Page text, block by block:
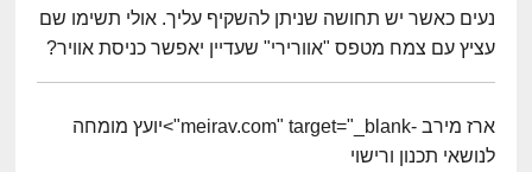
נעים כאשר יש תחושה שניתן להשקיף עליך. אולי תשימו שם
עציץ עם צמח מטפס "אוורירי" שעדיין יאפשר כניסת אוויר?
ארז מירב -meirav.com" target="_blank">יועץ מומחה
לנושאי תכנון ורישוי